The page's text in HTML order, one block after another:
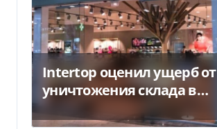
Intertop оценил ущерб от
уничтожения склада в